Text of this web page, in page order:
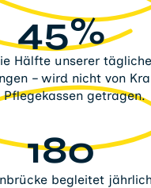
45%
Hälfte unserer
– wird nicht von
Pflegekassen getragen.
180
begleitet